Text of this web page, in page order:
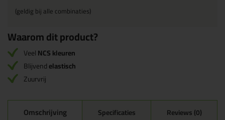
(geldig bij alle combinaties)
Waarom dit product?
VeelNCS kleuren
Blijvendelastisch
Zuurvrij
Omschrijving Specificaties Reviews (0)